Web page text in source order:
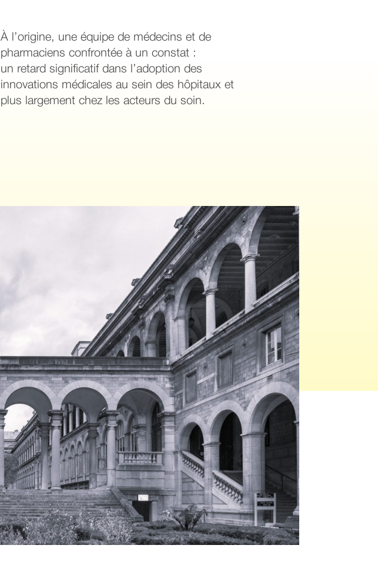
À l’origine, une équipe de médecins et de
pharmaciens confrontée à un constat :
un retard significatif dans l’adoption des
innovations médicales au sein des hôpitaux et
plus largement chez les acteurs du soin.